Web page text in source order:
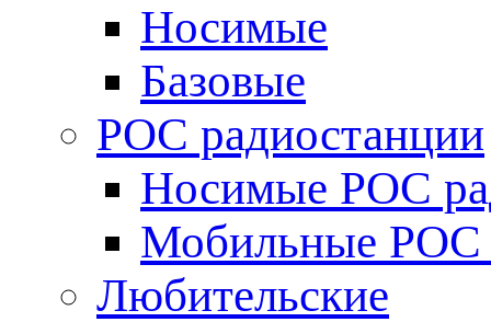
Носимые
Базовые
POC радиостанции
Носимые POC
Мобильные POC
Любительские